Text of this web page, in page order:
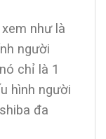
như là
người
chỉ là 1
hình người
đa